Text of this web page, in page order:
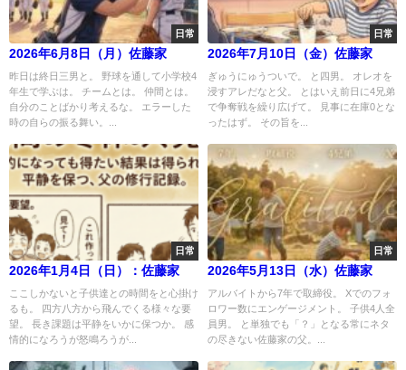
日常
2026年6月8日（月）佐藤家
昨日は終日三男と。 野球を通して小学校4
年生で学ぶは。 チームとは。 仲間とは。
自分のことばかり考えるな。 エラーした
時の自らの振る舞い。...
日常
2026年7月10日（金）佐藤家
ぎゅうにゅうついで。 と四男。 オレオを
浸すアレだなと父。 とはいえ前日に4兄弟
で争奪戦を繰り広げて。 見事に在庫0とな
ったはず。 その旨を...
日常
2026年1月4日（日）：佐藤家
ここしかないと子供達との時間をと心掛け
るも。 四方八方から飛んでくる様々な要
望。 長き課題は平静をいかに保つか。 感
情的になろうが怒鳴ろうが...
日常
2026年5月13日（水）佐藤家
アルバイトから7年で取締役。 Xでのフォ
ロワー数にエンゲージメント。 子供4人全
員男。 と単独でも「？」となる常にネタ
の尽きない佐藤家の父。...